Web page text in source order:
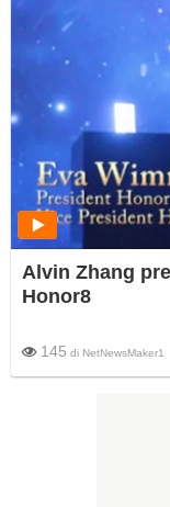
Alvin Zhang
Honor8
145 di NetNewsMaker1